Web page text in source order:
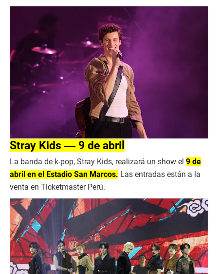
Stray Kids ― 9 de abril
La banda de k-pop, Stray Kids, realizará un show el 9 de
abril en el Estadio San Marcos. Las entradas están a la
venta en Ticketmaster Perú.